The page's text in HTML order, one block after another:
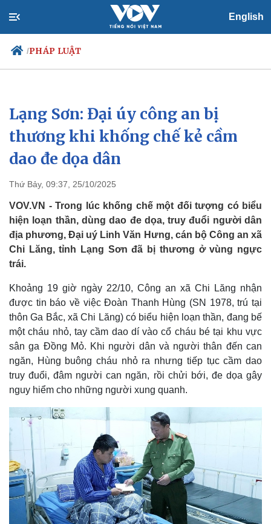
English
/PHÁP LUẬT
Chính trị
Đảng
Tổ chức nhân sự
Quốc hội
Nhận diện sự thật
Xã hội
Tin 24h
Dự báo thời tiết
Lạng Sơn: Đại úy công an bị
thương khi khống chế kẻ cầm
dao đe dọa dân
Thứ Bảy, 09:37, 25/10/2025
VOV.VN - Trong lúc khống chế một đối tượng có biểu
hiện loạn thần, dùng dao đe dọa, truy đuổi người dân
địa phương, Đại uý Linh Văn Hưng, cán bộ Công an xã
Chi Lăng, tỉnh Lạng Sơn đã bị thương ở vùng ngực
trái.
Khoảng 19 giờ ngày 22/10, Công an xã Chi Lăng nhận
được tin báo về việc Đoàn Thanh Hùng (SN 1978, trú tại
thôn Ga Bắc, xã Chi Lăng) có biểu hiện loạn thần, đang bế
một cháu nhỏ, tay cầm dao dí vào cổ cháu bé tại khu vực
sân ga Đồng Mỏ. Khi người dân và người thân đến can
ngăn, Hùng buông cháu nhỏ ra nhưng tiếp tục cầm dao
truy đuổi, đâm người can ngăn, rồi chửi bới, đe dọa gây
nguy hiểm cho những người xung quanh.